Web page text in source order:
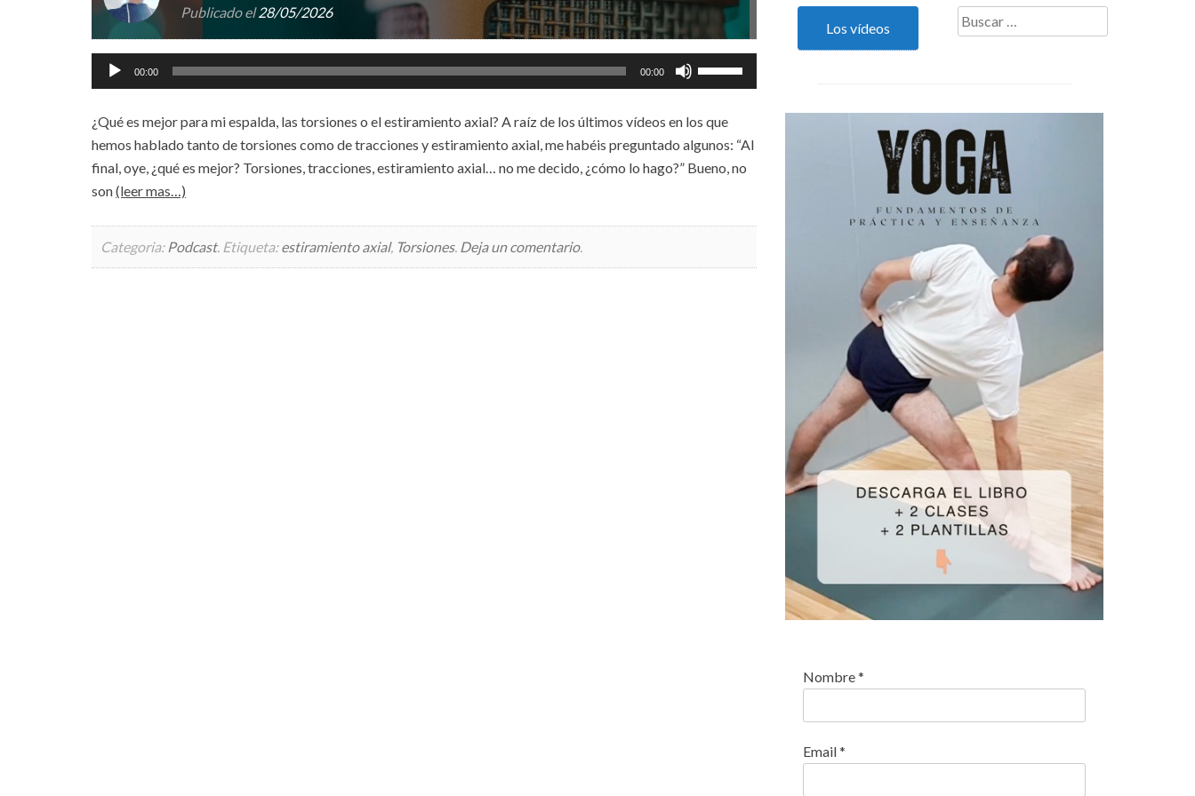
Publicado el28/05/2026
Reproductor
de
00:00 00:00
las
de
flecha
arriba/abajo
aumentar
disminuir
¿Qué es mejor para mi espalda, las torsiones o el estiramiento axial? A raíz de los últimos vídeos en los que
hemos hablado tanto de torsiones como de tracciones y estiramiento axial, me habéis preguntado algunos: “Al
final, oye, ¿qué es mejor? Torsiones, tracciones, estiramiento axial… no me decido, ¿cómo lo hago?” Bueno, no
son(leer mas…)
Categoria: Podcast. Etiqueta:estiramiento axial, Torsiones. Deja un comentario.
Los vídeos
Buscar:
Nombre*
Email*